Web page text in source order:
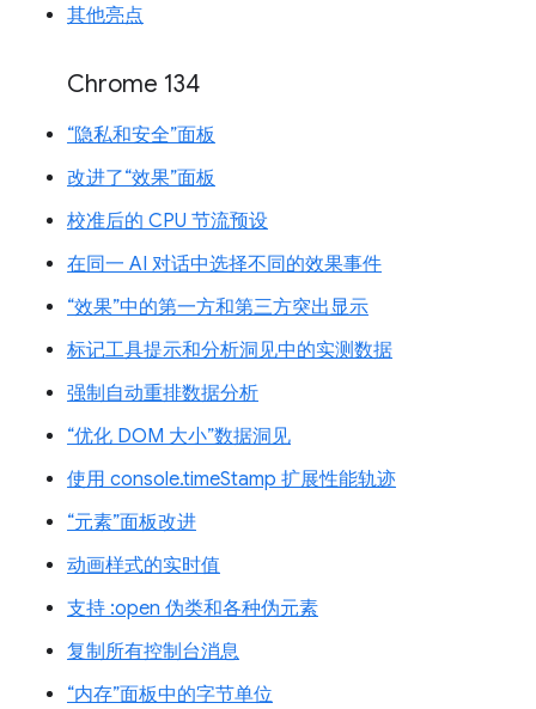
其他亮点
Chrome 134
“隐私和安全”面板
改进了“效果”面板
校准后的 CPU 节流预设
在同一 AI 对话中选择不同的效果事件
“效果”中的第一方和第三方突出显示
标记工具提示和分析洞见中的实测数据
强制自动重排数据分析
“优化 DOM 大小”数据洞见
使用 console.timeStamp 扩展性能轨迹
“元素”面板改进
动画样式的实时值
支持 :open 伪类和各种伪元素
复制所有控制台消息
“内存”面板中的字节单位